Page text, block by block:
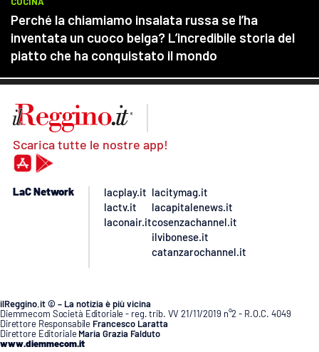
Scarica tutte le nostre app!
LaC Network
lacplay.it
lactv.it
laconair.it
lacitymag.it
lacapitalenews.it
cosenzachannel.it
ilvibonese.it
catanzarochannel.it
ilReggino.it © – La notizia è più vicina
Diemmecom Società Editoriale - reg. trib. VV 21/11/2019 n°2 - R.O.C. 4049
Direttore Responsabile Francesco Laratta
Direttore Editoriale Maria Grazia Falduto
www.diemmecom.it